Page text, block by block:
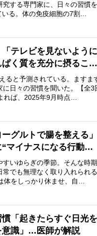
する専門家に、日々の習慣
る。体の免疫細胞の7割…
テレビを見ないよう
く質を充分に摂るこ…
と予測されている。ますま
に日々の習慣を聞いた。【
れば、2025年9月時点…
グルトで腸を整える
“マイナスになる行動…
いゆらぎの季節。そんな時
でも無理なく取り入れられ
をしっかり休ませ、自…
「起きたらすぐ日光
意識」…医師が解説